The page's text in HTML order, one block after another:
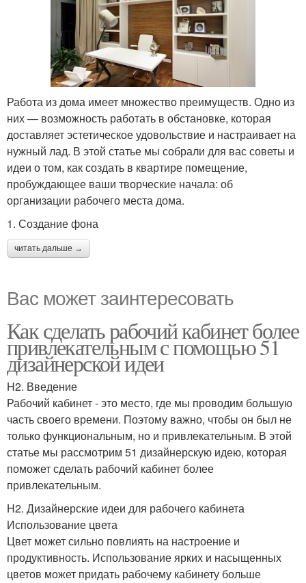
Работа из дома имеет множество преимуществ. Одно из
них — возможность работать в обстановке, которая
доставляет эстетическое удовольствие и настраивает на
нужный лад. В этой статье мы собрали для вас советы и
идеи о том, как создать в квартире помещение,
пробуждающее ваши творческие начала: об
организации рабочего места дома.
1. Создание фона
читать дальше →
Вас может заинтересовать
Как сделать рабочий кабинет более
привлекательным с помощью 51
дизайнерской идеи
H2. Введение
Рабочий кабинет - это место, где мы проводим большую
часть своего времени. Поэтому важно, чтобы он был не
только функциональным, но и привлекательным. В этой
статье мы рассмотрим 51 дизайнерскую идею, которая
поможет сделать рабочий кабинет более
привлекательным.
H2. Дизайнерские идеи для рабочего кабинета
Использование цвета
Цвет может сильно повлиять на настроение и
продуктивность. Использование ярких и насыщенных
цветов может придать рабочему кабинету больше